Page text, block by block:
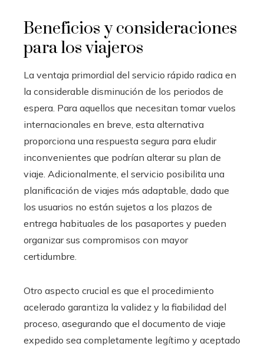
Beneficios y consideraciones
para los viajeros
La ventaja primordial del servicio rápido radica en
la considerable disminución de los periodos de
espera. Para aquellos que necesitan tomar vuelos
internacionales en breve, esta alternativa
proporciona una respuesta segura para eludir
inconvenientes que podrían alterar su plan de
viaje. Adicionalmente, el servicio posibilita una
planificación de viajes más adaptable, dado que
los usuarios no están sujetos a los plazos de
entrega habituales de los pasaportes y pueden
organizar sus compromisos con mayor
certidumbre.
Otro aspecto crucial es que el procedimiento
acelerado garantiza la validez y la fiabilidad del
proceso, asegurando que el documento de viaje
expedido sea completamente legítimo y aceptado